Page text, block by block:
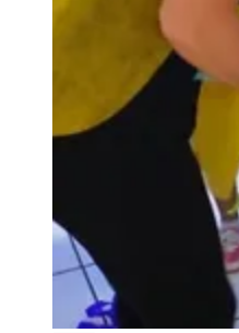
Cidades da Região
Osasco
Araçariguama
Francisco Morato Taboão
Para Sua Empresa
Anuncie Regional
Novo
Guia Comercial
Selo Verificado
Portal Educacional
Agenda de Vestibulares
Vagas de Emprego
Concursos